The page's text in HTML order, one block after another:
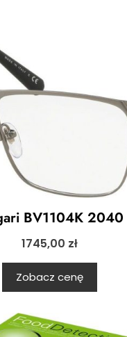
BV1104K 2040
1745,00 zł
Zobacz cenę